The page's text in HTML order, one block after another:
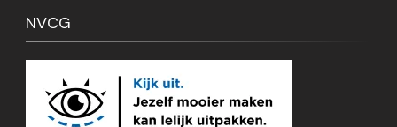
NVCG